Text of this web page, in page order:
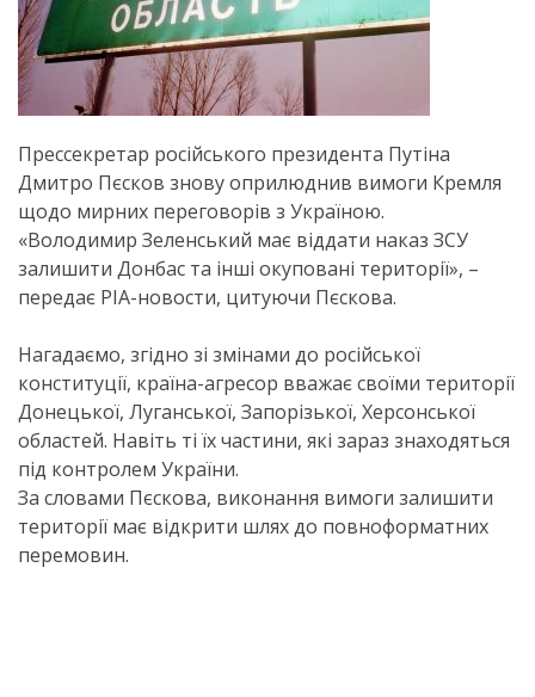
Прессекретар російського президента Путіна
Дмитро Пєсков знову оприлюднив вимоги Кремля
щодо мирних переговорів з Україною.
«Володимир Зеленський має віддати наказ ЗСУ
залишити Донбас та інші окуповані території», –
передає РІА-новости, цитуючи Пєскова.
Нагадаємо, згідно зі змінами до російської
конституції, країна-агресор вважає своїми території
Донецької, Луганської, Запорізької, Херсонської
областей. Навіть ті їх частини, які зараз знаходяться
під контролем України.
За словами Пєскова, виконання вимоги залишити
території має відкрити шлях до повноформатних
перемовин.